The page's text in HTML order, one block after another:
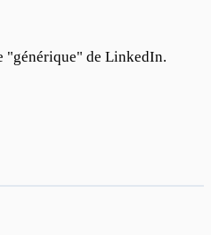
"générique" de LinkedIn.